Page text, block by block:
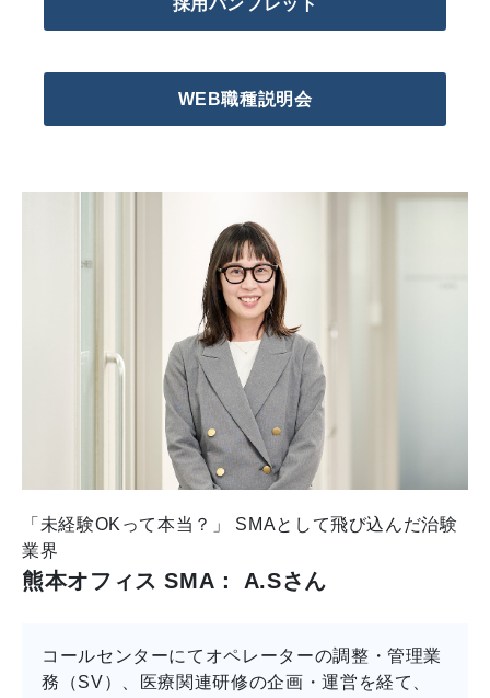
WEB職種説明会
「未経験OKって本当？」 SMAとして飛び込んだ治験
業界
熊本オフィス SMA： A.Sさん
コールセンターにてオペレーターの調整・管理業
務（SV）、医療関連研修の企画・運営を経て、